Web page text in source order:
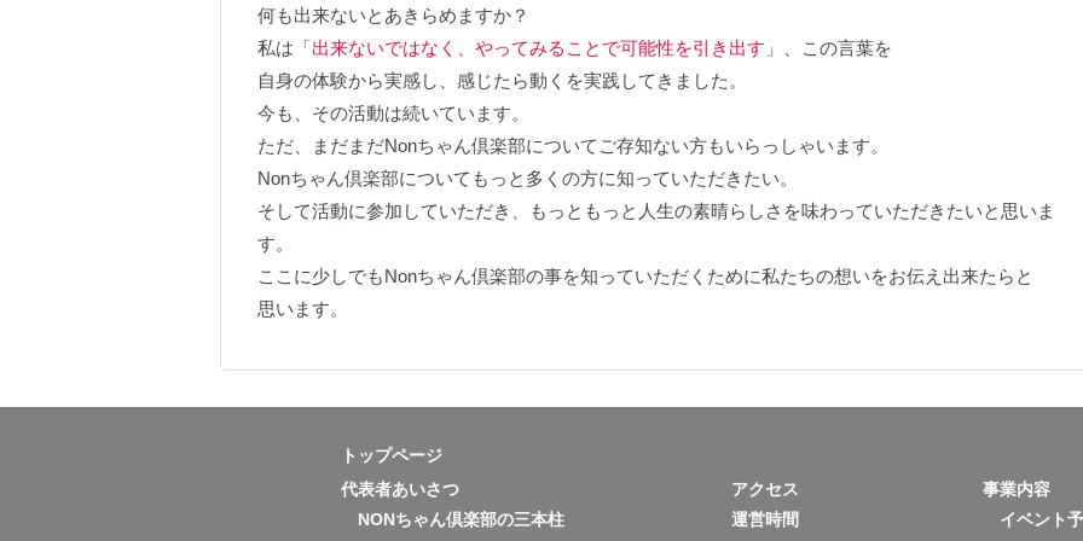
何も出来ないとあきらめますか？
私は「出来ないではなく、やってみることで可能性を引き出す 」、この言葉を
自身の体験から実感し、感じたら動くを実践してきました。
今も、その活動は続いています。
ただ、まだまだNonちゃん倶楽部についてご存知ない方もいらっしゃいます。
Nonちゃん倶楽部についてもっと多くの方に知っていただきたい。
そして活動に参加していただき、もっともっと人生の素晴らしさを味わっていただきたいと思いま
す。
ここに少しでもNonちゃん倶楽部の事を知っていただくために私たちの想いをお伝え出来たらと
思います。
トップページ
代表者あいさつ
NONちゃん倶楽部の三本柱
アクセス
運営時間
事業内容
イベント